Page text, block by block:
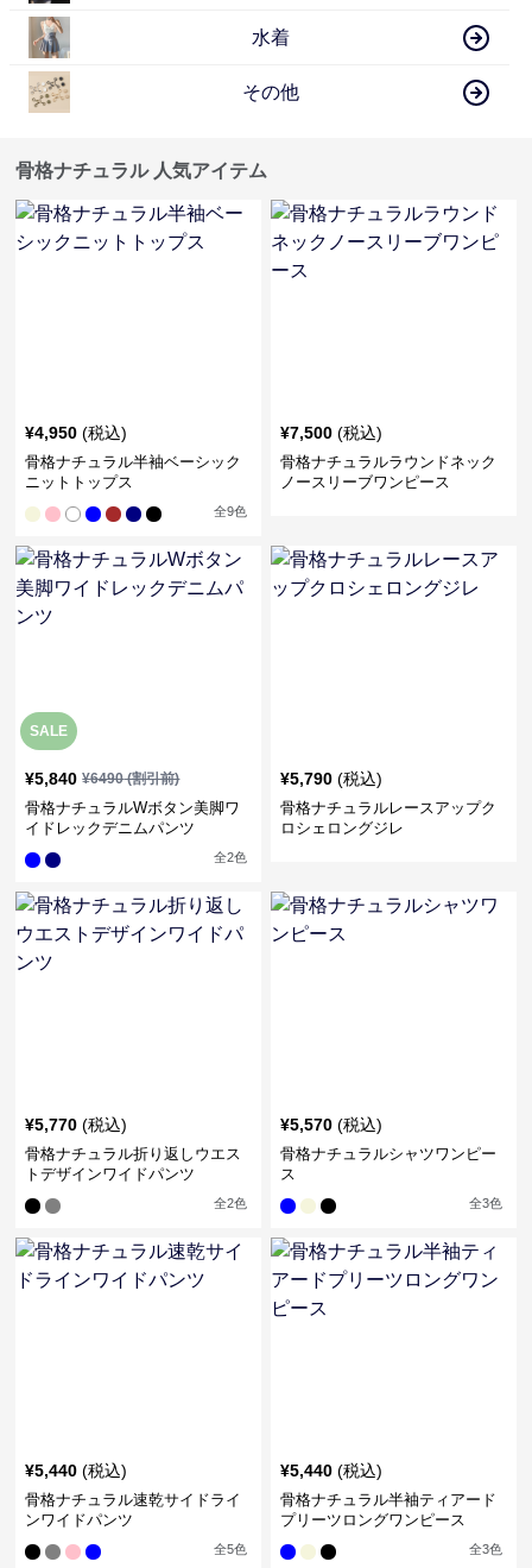
水着
その他
骨格ナチュラル 人気アイテム
¥4,950 (税込)
骨格ナチュラル半袖ベーシック
ニットトップス
全9色
¥7,500 (税込)
骨格ナチュラルラウンドネック
ノースリーブワンピース
SALE
¥5,840 ¥6490(割引前)
骨格ナチュラルWボタン美脚ワ
イドレックデニムパンツ
全2色
¥5,790 (税込)
骨格ナチュラルレースアップク
ロシェロングジレ
¥5,770 (税込)
骨格ナチュラル折り返しウエス
トデザインワイドパンツ
全2色
¥5,570 (税込)
骨格ナチュラルシャツワンピー
ス
全3色
¥5,440 (税込)
骨格ナチュラル速乾サイドライ
ンワイドパンツ
全5色
¥5,440 (税込)
骨格ナチュラル半袖ティアード
プリーツロングワンピース
全3色